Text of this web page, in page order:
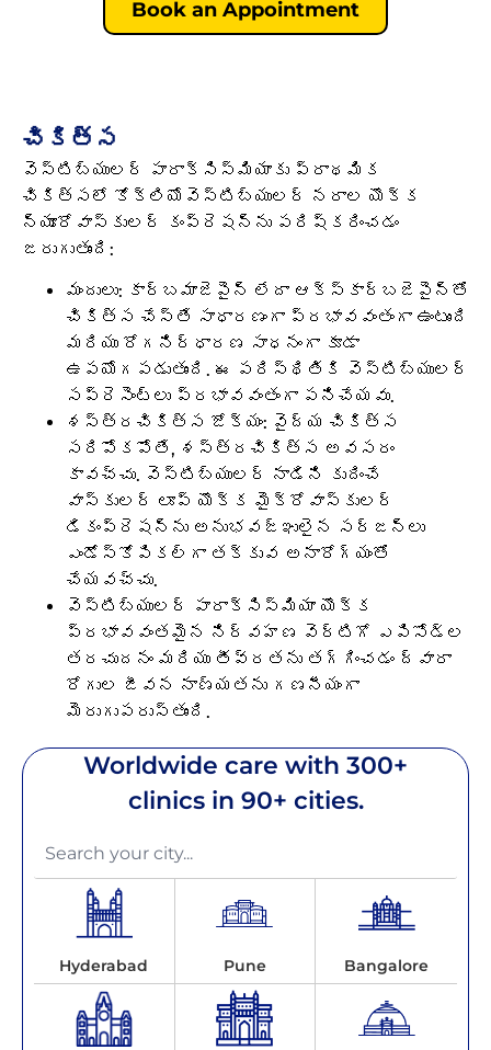
Book an Appointment
చికిత్స
వెస్టిబ్యులర్ పారాక్సిస్మియాకు ప్రాథమిక
చికిత్సలో కోక్లియోవెస్టిబ్యులర్ నరాల యొక్క
న్యూరోవాస్కులర్ కంప్రెషన్‌ను పరిష్కరించడం
జరుగుతుంది:
మందులు: కార్బమాజెపైన్ లేదా ఆక్స్‌కార్బజెపైన్‌తో
చికిత్స చేస్తే సాధారణంగా ప్రభావవంతంగా ఉంటుంది
మరియు రోగనిర్ధారణ సాధనంగా కూడా
ఉపయోగపడుతుంది. ఈ పరిస్థితికి వెస్టిబ్యులర్
సప్రెసెంట్లు ప్రభావవంతంగా పనిచేయవు.
శస్త్రచికిత్స జోక్యం: వైద్య చికిత్స
సరిపోకపోతే, శస్త్రచికిత్స అవసరం
కావచ్చు. వెస్టిబ్యులర్ నాడిని కుదించే
వాస్కులర్ లూప్ యొక్క మైక్రోవాస్కులర్
డికంప్రెషన్‌ను అనుభవజ్ఞులైన సర్జన్లు
ఎండోస్కోపికల్‌గా తక్కువ అనారోగ్యంతో
చేయవచ్చు.
వెస్టిబ్యులర్ పారాక్సిస్మియా యొక్క
ప్రభావవంతమైన నిర్వహణ వెర్టిగో ఎపిసోడ్‌ల
తరచుదనం మరియు తీవ్రతను తగ్గించడం ద్వారా
రోగుల జీవన నాణ్యతను గణనీయంగా
మెరుగుపరుస్తుంది.
Worldwide care with 300+
clinics in 90+ cities.
Hyderabad Pune Bangalore